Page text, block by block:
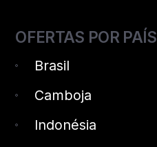
OFERTAS POR PAÍS
Brasil
Camboja
Indonésia